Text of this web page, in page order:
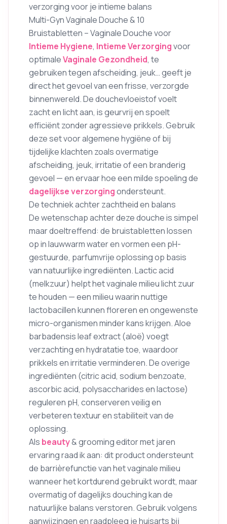
verzorging voor je intieme balans
Multi-Gyn Vaginale Douche & 10
Bruistabletten – Vaginale Douche voor
Intieme Hygiene, Intieme Verzorgingvoor
optimaleVaginale Gezondheid, te
gebruiken tegen afscheiding, jeuk… geeft je
direct het gevoel van een frisse, verzorgde
binnenwereld. De douchevloeistof voelt
zacht en licht aan, is geurvrij en spoelt
efficiënt zonder agressieve prikkels. Gebruik
deze set voor algemene hygiëne of bij
tijdelijke klachten zoals overmatige
afscheiding, jeuk, irritatie of een branderig
gevoel — en ervaar hoe een milde spoeling de
dagelijkse verzorgingondersteunt.
De techniek achter zachtheid en balans
De wetenschap achter deze douche is simpel
maar doeltreffend: de bruistabletten lossen
op in lauwwarm water en vormen een pH-
gestuurde, parfumvrije oplossing op basis
van natuurlijke ingrediënten. Lactic acid
(melkzuur) helpt het vaginale milieu licht zuur
te houden — een milieu waarin nuttige
lactobacillen kunnen floreren en ongewenste
micro-organismen minder kans krijgen. Aloe
barbadensis leaf extract (aloë) voegt
verzachting en hydratatie toe, waardoor
prikkels en irritatie verminderen. De overige
ingrediënten (citric acid, sodium benzoate,
ascorbic acid, polysaccharides en lactose)
reguleren pH, conserveren veilig en
verbeteren textuur en stabiliteit van de
oplossing.
Als beauty& grooming editor met jaren
ervaring raad ik aan: dit product ondersteunt
de barrièrefunctie van het vaginale milieu
wanneer het kortdurend gebruikt wordt, maar
overmatig of dagelijks douching kan de
natuurlijke balans verstoren. Gebruik volgens
aanwijzingen en raadpleeg je huisarts bij